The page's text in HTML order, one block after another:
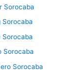
Sorocaba
Sorocaba
Sorocaba
Sorocaba
Sorocaba